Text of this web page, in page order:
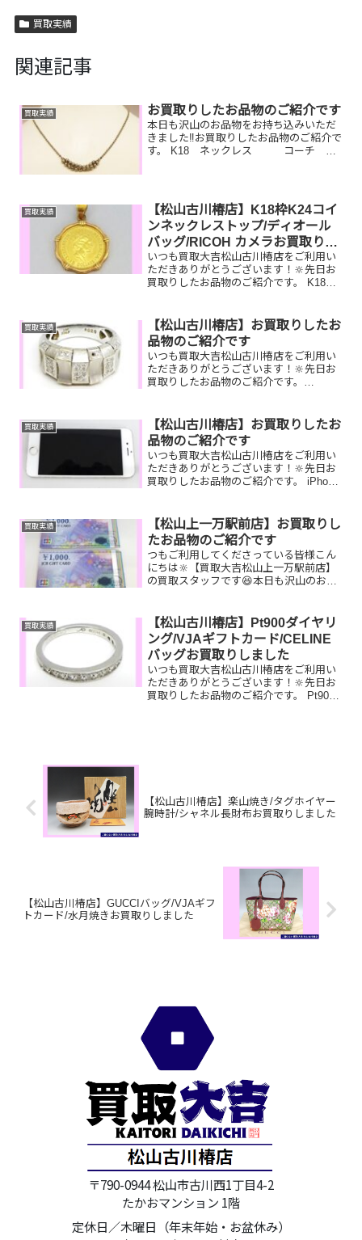
買取実績
関連記事
買取実績 お買取りしたお品物のご紹介です
本日も沢山のお品物をお持ち込みいただ
きました‼️お買取りしたお品物のご紹介で
す。 K18 ネックレス コーチ バ
ただきますので是...
買取実績
【松山古川椿店】K18枠K24コイ
ンネックレストップ/ディオール
バッグ/RICOH カメラお買取りし
ました
いつも買取大吉松山古川椿店をご利用い
ただきありがとうございます！🔆先日お
買取りしたお品物のご紹介です。 K18枠
家で眠っているお品物はございません
か？ぜひ買取大...
買取実績
【松山古川椿店】お買取りしたお
品物のご紹介です
いつも買取大吉松山古川椿店をご利用い
ただきありがとうございます！🔆先日お
買取りしたお品物のご紹介です。
いるお品物はございませんか？そのお品
物ぜひ！買取大吉松山古川...
買取実績
【松山古川椿店】お買取りしたお
品物のご紹介です
いつも買取大吉松山古川椿店をご利用い
ただきありがとうございます！🔆先日お
買取りしたお品物のご紹介です。 iPhone
んか？そのお品物ぜひ！買取大吉松山古
川椿店にお...
買取実績
【松山上一万駅前店】お買取りし
たお品物のご紹介です
つもご利用してくださっている皆様こん
にちは🔆【買取大吉松山上一万駅前店】
の買取スタッフです😆本日も沢山のお品
ード K18/K24 コイントップ セ
リーヌ シ...
買取実績
【松山古川椿店】Pt900ダイヤリ
ング/VJAギフトカード/CELINE
バッグお買取りしました
いつも買取大吉松山古川椿店をご利用い
ただきありがとうございます！🔆先日お
買取りしたお品物のご紹介です。 Pt900
【松山古川椿店】楽山焼き/タグホイヤー
腕時計/シャネル長財布お買取りしました
【松山古川椿店】GUCCIバッグ/VJAギフ
トカード/水月焼きお買取りしました
〒790-0944 松山市古川西1丁目4-2
たかおマンション 1階
定休日／木曜日（年末年始・お盆休み）